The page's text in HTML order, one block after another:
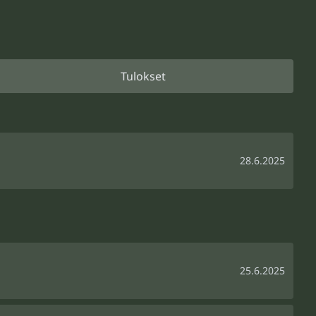
Tulokset
28.6.2025
25.6.2025